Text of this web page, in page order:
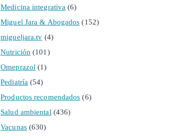
Medicina integrativa (6)
Miguel Jara & Abogados (152)
migueljara.tv (4)
Nutrición (101)
Omeprazol (1)
Pediatría (54)
Productos recomendados (6)
Salud ambiental (436)
Vacunas(630)